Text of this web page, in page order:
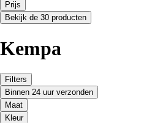
Prijs
Bekijk de 30 producten
Kempa
Filters
Binnen 24 uur verzonden
Maat
Kleur